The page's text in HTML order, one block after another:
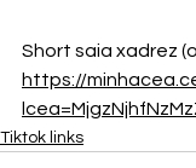
Short saia xadrez
https://
Tiktok links